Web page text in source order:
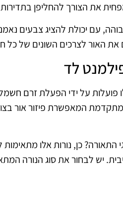
עם יכולת להציג צבעים
האור לצרכים השונים של כל
לד
המאפשרת פיזור אור
כן, נורות אלו מתאימות
יש לבחור את סוג הנורה